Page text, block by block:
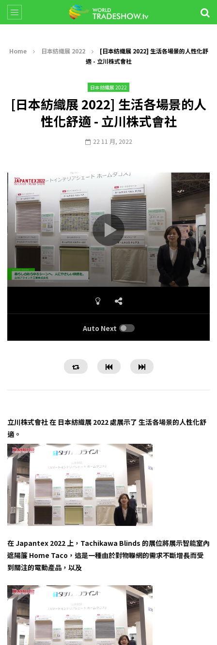
Home 日本紡織展 2022
[日本紡織展 2022] 生活各場景的人性化舒
適 - 立川株式會社
日本紡織展 2022
[日本紡織展 2022] 生活各場景的人
性化舒適 - 立川株式會社
22 11 月, 2022
Auto Next
立川株式會社 在 日本紡織展 2022 處展示了 生活各場景的人性化舒
適。
在 Japantex 2022 上，Tachikawa Blinds 的展位將展示智能室內
遮陽簾 Home Taco，這是一種由於對物聯網的需求不斷增長而受
到關注的電動產品，以及